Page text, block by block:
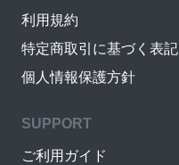
利用規約
特定商取引に基づく表記
個人情報保護方針
SUPPORT
ご利用ガイド